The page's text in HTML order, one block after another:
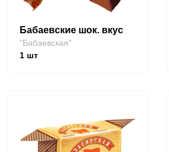
Бабаевские шок. вкус
"Бабаевская"
1 шт